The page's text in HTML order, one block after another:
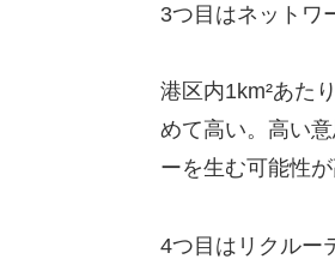
3つ目はネットワ
港区内1km²あた
めて高い。高い
ーを生む可能性
4つ目はリクルー